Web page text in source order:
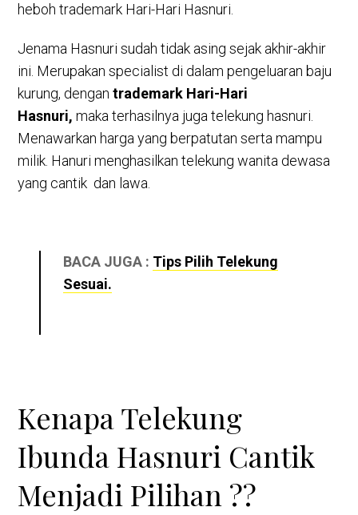
heboh trademark Hari-Hari Hasnuri.
Jenama Hasnuri sudah tidak asing sejak akhir-akhir
ini. Merupakan specialist di dalam pengeluaran baju
kurung, dengan trademark Hari-Hari
Hasnuri,maka terhasilnya juga telekung hasnuri.
Menawarkan harga yang berpatutan serta mampu
milik. Hanuri menghasilkan telekung wanita dewasa
yang cantik dan lawa.
BACA JUGA : Tips Pilih Telekung
Sesuai.
Kenapa Telekung
Ibunda Hasnuri Cantik
Menjadi Pilihan ??